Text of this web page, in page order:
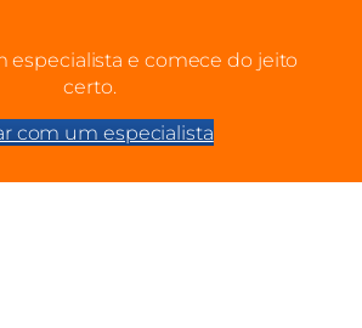
especialista e comece do jeito
certo.
com um especialista